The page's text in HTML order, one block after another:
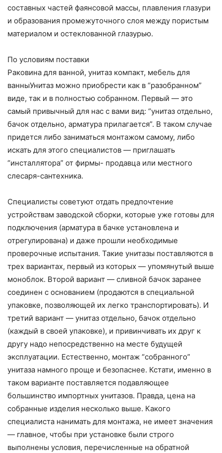
составных частей фаянсовой массы, плавления глазури
и образования промежуточного слоя между пористым
материалом и остеклованной глазурью.
По условиям поставки
Раковина для ванной, унитаз компакт, мебель для
ванныУнитаз можно приобрести как в “разобранном”
виде, так и в полностью собранном. Первый — это
самый привычный для нас с вами вид: “унитаз отдельно,
бачок отдельно, арматура прилагается”. В таком случае
придется либо заниматься монтажом самому, либо
искать для этого специалистов — приглашать
“инсталлятора” от фирмы- продавца или местного
слесаря-сантехника.
Специалисты советуют отдать предпочтение
устройствам заводской сборки, которые уже готовы для
подключения (арматура в бачке установлена и
отрегулирована) и даже прошли необходимые
проверочные испытания. Такие унитазы поставляются в
трех вариантах, первый из которых — упомянутый выше
моноблок. Второй вариант — сливной бачок заранее
соединен с основанием (продаются в специальной
упаковке, позволяющей их легко транспортировать). И
третий вариант — унитаз отдельно, бачок отдельно
(каждый в своей упаковке), и привинчивать их друг к
другу надо непосредственно на месте будущей
эксплуатации. Естественно, монтаж “собранного”
унитаза намного проще и безопаснее. Кстати, именно в
таком варианте поставляется подавляющее
большинство импортных унитазов. Правда, цена на
собранные изделия несколько выше. Какого
специалиста нанимать для монтажа, не имеет значения
— главное, чтобы при установке были строго
выполнены условия, перечисленные на обратной